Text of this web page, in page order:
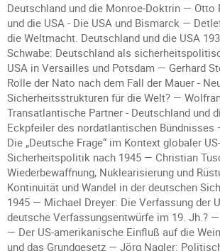
Deutschland und die Monroe-Doktrin — Otto
und die USA - Die USA und Bismarck —
die Weltmacht. Deutschland und die USA
Schwabe: Deutschland als
USA in Versailles und Potsdam — Gerhard
Rolle der Nato nach dem Fall der Mauer -
Sicherheitsstrukturen für die Welt? —
Transatlantische Partner - Deutschland und
Eckpfeiler des nordatlantischen Bündnisses
Die „Deutsche Frage“ im Kontext globaler
Sicherheitspolitik nach 1945 — Christian
Wiederbewaffnung, Nuklearisierung und
Kontinuität und Wandel in der deutschen
1945 — Michael Dreyer: Die Verfassung der
deutsche Verfassungsentwürfe im 19. Jh.?
— Der US-amerikanische Einfluß auf die
und das Grundgesetz — Jörg Nagler: